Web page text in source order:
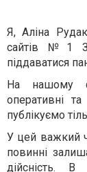
Я, Аліна
сайтів №1
піддаватися
На нашому
оперативні
публікуємо
У цей важкий
повинні
дійсність.